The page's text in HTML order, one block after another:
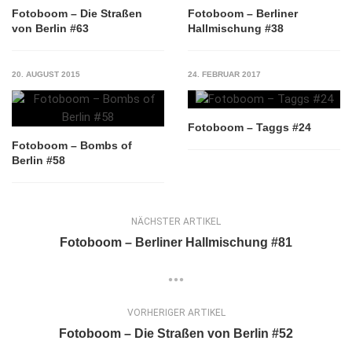
Fotoboom – Die Straßen
von Berlin #63
Fotoboom – Berliner
Hallmischung #38
20. AUGUST 2015
Fotoboom – Bombs of
Berlin #58
24. FEBRUAR 2017
Fotoboom – Taggs #24
NÄCHSTER ARTIKEL
Fotoboom – Berliner Hallmischung #81
VORHERIGER ARTIKEL
Fotoboom – Die Straßen von Berlin #52